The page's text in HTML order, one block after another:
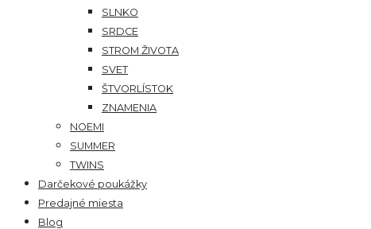
SLNKO
SRDCE
STROM ŽIVOTA
SVET
ŠTVORLÍSTOK
ZNAMENIA
NOEMI
SUMMER
TWINS
Darčekové poukážky
Predajné miesta
Blog